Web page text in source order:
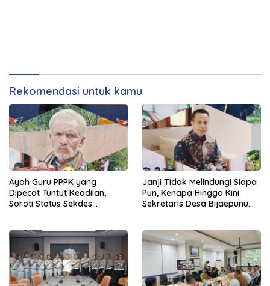
Rekomendasi untuk kamu
Ayah Guru PPPK yang
Dipecat Tuntut Keadilan,
Soroti Status Sekdes
Janji Tidak Melindungi Siapa
Pun, Kenapa Hingga Kini
Sekretaris Desa Bijaepunu
DPRD TTS.